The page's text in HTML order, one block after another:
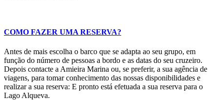
COMO FAZER UMA RESERVA?
Antes de mais escolha o barco que se adapta ao seu grupo, em
função do número de pessoas a bordo e as datas do seu cruzeiro.
Depois contacte a Amieira Marina ou, se preferir, a sua agência de
viagens, para tomar conhecimento das nossas disponibilidades e
realizar a sua reserva: E pronto está efetuada a sua reserva para o
Lago Alqueva.